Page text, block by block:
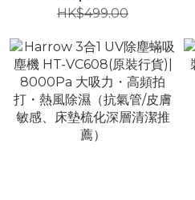
扇|靜音省電空氣循環風扇|
廣角搖頭對流扇
HK$499.00